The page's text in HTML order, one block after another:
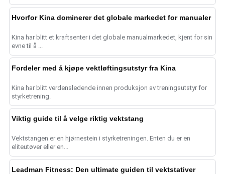
Hvorfor Kina dominerer det globale markedet for manualer
Kina har blitt et kraftsenter i det globale manualmarkedet, kjent for sin
evne til å ...
Fordeler med å kjøpe vektløftingsutstyr fra Kina
Kina har blitt verdensledende innen produksjon av treningsutstyr for
styrketrening.
Viktig guide til å velge riktig vektstang
Vektstangen er en hjørnestein i styrketreningen. Enten du er en
eliteutøver eller en...
Leadman Fitness: Den ultimate guiden til vektstativer